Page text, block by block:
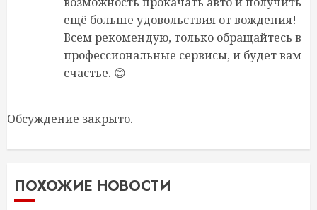
ещё больше удовольствия от вождения!
Всем рекомендую, только обращайтесь в
профессиональные сервисы, и будет вам
счастье. 😊
Обсуждение закрыто.
ПОХОЖИЕ НОВОСТИ